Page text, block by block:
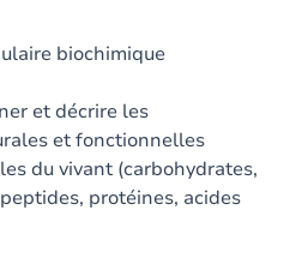
biochimique
et décrire les
et fonctionnelles
du vivant (carbohydrates,
protéines, acides